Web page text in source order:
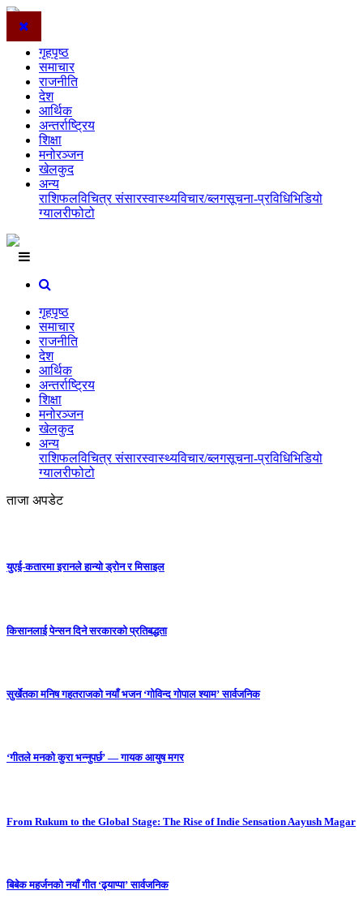
गृहपृष्ठ
समाचार
राजनीति
देश
आर्थिक
अन्तर्राष्ट्रिय
शिक्षा
मनोरञ्जन
खेलकुद
अन्य
राशिफलविचित्र संसारस्वास्थ्यविचार/ब्लगसूचना-प्रविधिभिडियो
ग्यालरीफोटो
गृहपृष्ठ
समाचार
राजनीति
देश
आर्थिक
अन्तर्राष्ट्रिय
शिक्षा
मनोरञ्जन
खेलकुद
अन्य
राशिफलविचित्र संसारस्वास्थ्यविचार/ब्लगसूचना-प्रविधिभिडियो
ग्यालरीफोटो
ताजा अपडेट
युएई-कतारमा इरानले हान्यो ड्रोन र मिसाइल
किसानलाई पेन्सन दिने सरकारको प्रतिबद्धता
सुर्खेतका मनिष गहतराजको नयाँ भजन ‘गोविन्द गोपाल श्याम’ सार्वजनिक
‘गीतले मनको कुरा भन्नुपर्छ’ — गायक आयुष मगर
From Rukum to the Global Stage: The Rise of Indie Sensation Aayush Magar
बिबेक महर्जनको नयाँ गीत ‘ढ्याप्पा’ सार्वजनिक